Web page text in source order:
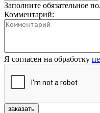
Заполните обязательное
Комментарий:
Я согласен на обработку
заказать